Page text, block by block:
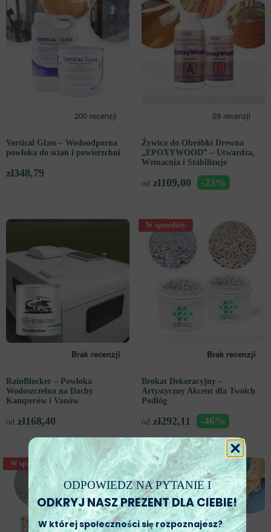
Vertical Glass – Wodoodporna
powłoka do ścian i powierzchni
zł348,79
Żywica do Obróbki Drewna
„EPOXYWOOD” – Utwardza,
Wzmacnia i Stabilizuje
od zł109,00 -23%
RainBlocker – Powłoka
Wodoszczelna na Dachy
Kamperów i Vanów
od zł168,40
W sprzedaży
Brokat Dekoracyjny –
Artystyczny Akcent dla Twoich
Podłóg
od zł292,11 -46%
W sprzedaży W sprzedaży
ODPOWIEDZ NA PYTANIE I
ODKRYJ NASZ PREZENT DLA CIEBIE!
W której społeczności się rozpoznajesz?